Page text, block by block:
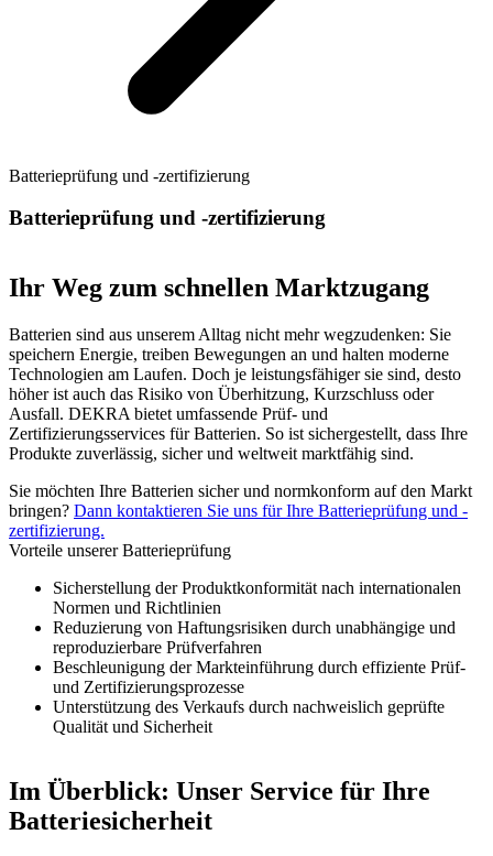
Batterieprüfung und -zertifizierung
Batterieprüfung und -zertifizierung
Ihr Weg zum schnellen Marktzugang
Batterien sind aus unserem Alltag nicht mehr wegzudenken: Sie
speichern Energie, treiben Bewegungen an und halten moderne
Technologien am Laufen. Doch je leistungsfähiger sie sind, desto
höher ist auch das Risiko von Überhitzung, Kurzschluss oder
Ausfall. DEKRA bietet umfassende Prüf- und
Zertifizierungsservices für Batterien. So ist sichergestellt, dass Ihre
Produkte zuverlässig, sicher und weltweit marktfähig sind.
Sie möchten Ihre Batterien sicher und normkonform auf den Markt
bringen? Dann kontaktieren Sie uns für Ihre Batterieprüfung und -
zertifizierung.
Vorteile unserer Batterieprüfung
Sicherstellung der Produktkonformität nach internationalen
Normen und Richtlinien
Reduzierung von Haftungsrisiken durch unabhängige und
reproduzierbare Prüfverfahren
Beschleunigung der Markteinführung durch effiziente Prüf-
und Zertifizierungsprozesse
Unterstützung des Verkaufs durch nachweislich geprüfte
Qualität und Sicherheit
Im Überblick: Unser Service für Ihre
Batteriesicherheit